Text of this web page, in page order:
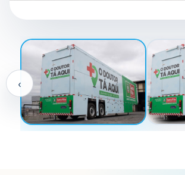
UNIDADE MÓVEL DE
ATENDIMENTOS PARA
ACESSO À SAÚDE
AMPLIAR
‹